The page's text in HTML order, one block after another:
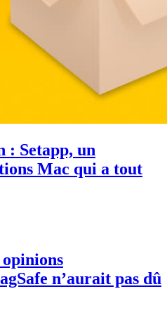
: Setapp, un
Mac qui a tout
n’aurait pas dû